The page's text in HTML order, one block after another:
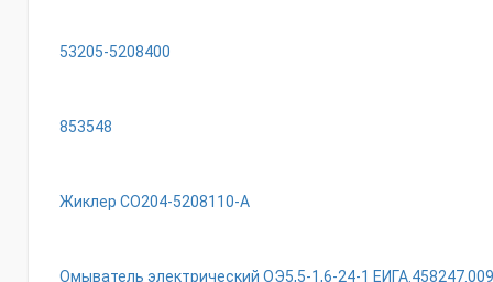
53205-5208400
853548
Жиклер СО204-5208110-А
Омыватель электрический ОЭ5,5-1,6-24-1 ЕИГА.458247.009